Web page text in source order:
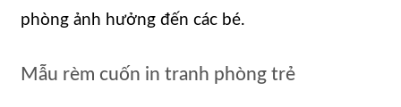
phòng ảnh hưởng đến các bé.
Mẫu rèm cuốn in tranh phòng trẻ